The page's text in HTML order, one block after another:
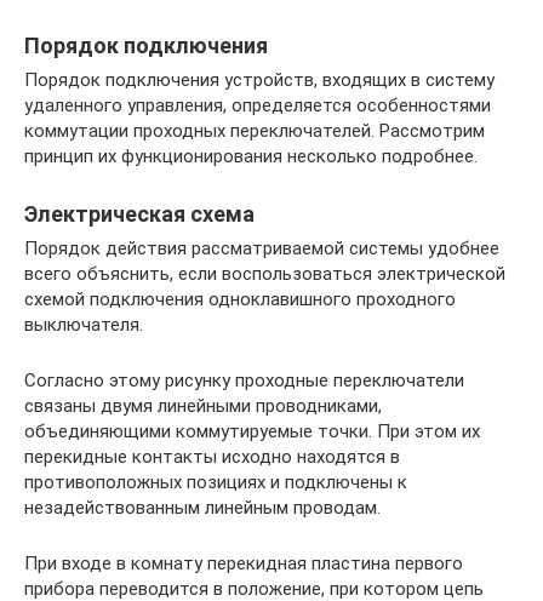
Порядок подключения
Порядок подключения устройств, входящих в систему
удаленного управления, определяется особенностями
коммутации проходных переключателей. Рассмотрим
принцип их функционирования несколько подробнее.
Электрическая схема
Порядок действия рассматриваемой системы удобнее
всего объяснить, если воспользоваться электрической
схемой подключения одноклавишного проходного
выключателя.
Согласно этому рисунку проходные переключатели
связаны двумя линейными проводниками,
объединяющими коммутируемые точки. При этом их
перекидные контакты исходно находятся в
противоположных позициях и подключены к
незадействованным линейным проводам.
При входе в комнату перекидная пластина первого
прибора переводится в положение, при котором цепь